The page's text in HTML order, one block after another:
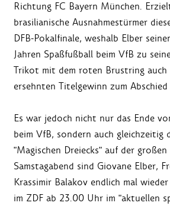
Richtung FC Bayern München.
brasilianische Ausnahmestürmer
DFB-Pokalfinale, weshalb Elber
Jahren Spaßfußball beim VfB zu
Trikot mit dem roten Brustring auch
ersehnten Titelgewinn zum
Es war jedoch nicht nur das Ende
beim VfB, sondern auch gleichzeitig
"Magischen Dreiecks" auf der
Samstagabend sind Giovane Elber,
Krassimir Balakov endlich mal
im ZDF ab 23.00 Uhr im "aktuellen